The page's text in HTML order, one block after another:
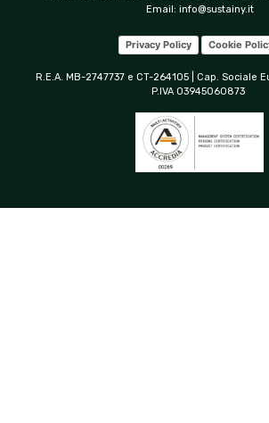
Email: info@sustainy.it
Privacy Policy Cookie
R.E.A. MB-2747737 e CT-264105 | Cap. Sociale
P.IVA 03945060873